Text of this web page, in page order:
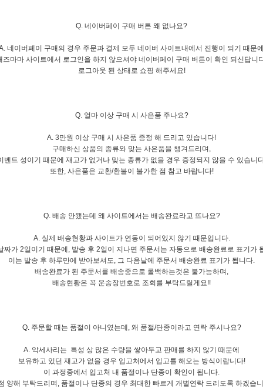
Q. 네이버페이 구매 버튼 왜 없나요?
네이버페이 구매의 경우 주문과 결제 모두 네이버 사이트내에서 진행이 되기 때문에
즈마마 사이트에서 로그인을 하지 않으셔야 네이버페이 구매 버튼이 확인 되신답니
로그아웃 된 상태로 쇼핑 해주세요!
Q. 얼마 이상 구매 시 사은품 주나요?
A. 3만원 이상 구매 시 사은품 증정 해 드리고 있습니다!
구매하신 상품의 종류와 맞는 사은품을 챙겨드리며,
벤트 성이기 때문에 재고가 없거나 맞는 종류가 없을 경우 증정되지 않을 수 있습니
또한, 사은품은 교환/환불이 불가한 점 참고 바랍니다!
Q. 배송 안됐는데 왜 사이트에서는 배송완료라고 뜨나요?
A. 실제 배송현황과 사이트가 연동이 되어있지 않기 때문입니다.
짜가 2일이기 때문에, 발송 후 2일이 지나면 주문서는 자동으로 배송완료로 표기가
이는 발송 후 하루만에 받아보셔도, 그 다음날에 주문서 배송완료 표기가 됩니다.
배송완료가 된 주문서를 배송중으로 롤백하는것은 불가능하며,
배송현황은 꼭 운송장번호로 조회를 부탁드릴게요!!
Q. 주문할 때는 품절이 아니였는데, 왜 품절/단종이라고 연락 주시나요?
A. 악세사리는 특성 상 많은 수량을 쌓아두고 판매를 하지 않기 때문에
보유하고 있던 재고가 없을 경우 입고처에서 입고를 해오는 방식이랍니 다!
이 과정중에서 입고처 내 품절이나 단종이 확인이 됩니다.
양해 부탁드리며, 품절이나 단종의 경우 최대한 빠르게 개별연락 드리도록 하겠습